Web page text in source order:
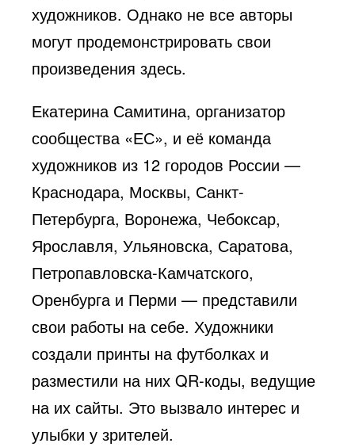
художников. Однако не все авторы
могут продемонстрировать свои
произведения здесь.
Екатерина Самитина, организатор
сообщества «ЕС», и её команда
художников из 12 городов России —
Краснодара, Москвы, Санкт-
Петербурга, Воронежа, Чебоксар,
Ярославля, Ульяновска, Саратова,
Петропавловска-Камчатского,
Оренбурга и Перми — представили
свои работы на себе. Художники
создали принты на футболках и
разместили на них QR-коды, ведущие
на их сайты. Это вызвало интерес и
улыбки у зрителей.